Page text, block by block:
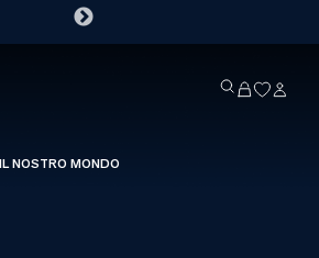
IL NOSTRO MONDO